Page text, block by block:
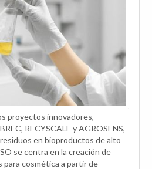
proyectos innovadores,
RECYSCALE y AGROSENS,
en bioproductos de alto
se centra en la creación de
cosmética a partir de